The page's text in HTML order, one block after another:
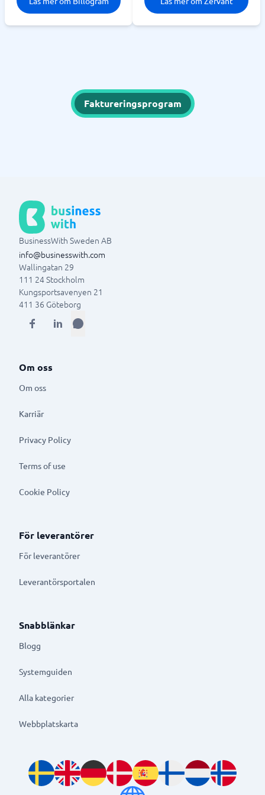
Faktureringsprogram
BusinessWith Sweden AB
info@businesswith.com
Wallingatan 29
111 24Stockholm
Kungsportsavenyen 21
411 36 Göteborg
Om oss
Om oss
Karriär
Privacy Policy
Terms of use
Cookie Policy
För leverantörer
För leverantörer
Leverantörsportalen
Snabblänkar
Blogg
Systemguiden
Alla kategorier
Webbplatskarta